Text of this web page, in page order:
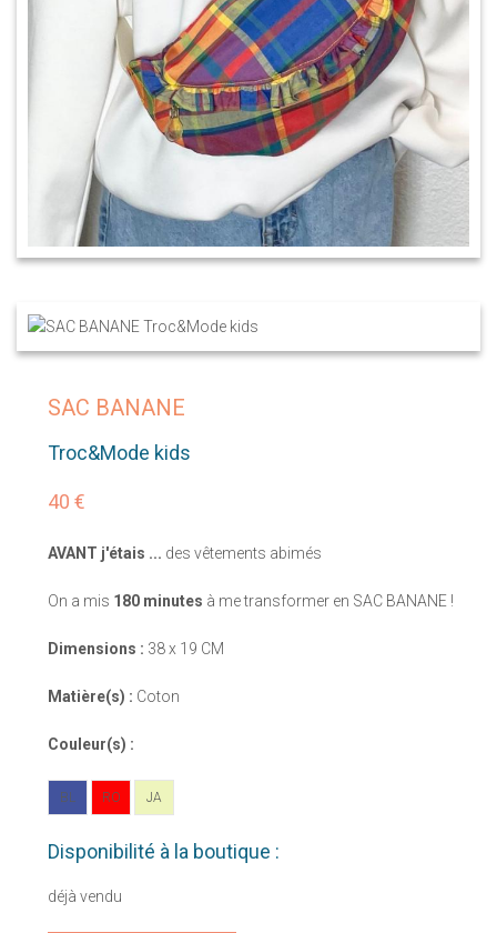
SAC BANANE
Troc&Mode kids
40 €
AVANT j'étais ... des vêtements abimés
On a mis 180 minutes à me transformer en SAC BANANE !
Dimensions : 38 x 19 CM
Matière(s) : Coton
Couleur(s) :
BL RO JA
Disponibilité à la boutique :
déjà vendu